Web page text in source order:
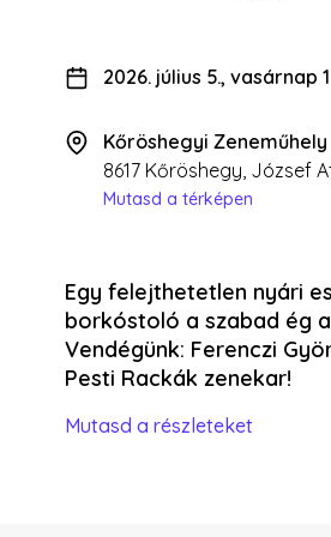
2026. július 5., vasárnap
Kőröshegyi Zeneműhely
8617 Kőröshegy, József
Mutasd a térképen
Egy felejthetetlen nyári
borkóstoló a szabad ég
Vendégünk: Ferenczi
Pesti Rackák zenekar!
Mutasd a részleteket